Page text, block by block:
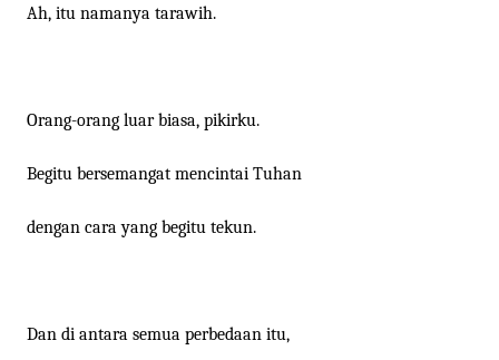
Ah, itu namanya tarawih.
Orang-orang luar biasa, pikirku.
Begitu bersemangat mencintai Tuhan
dengan cara yang begitu tekun.
Dan di antara semua perbedaan itu,